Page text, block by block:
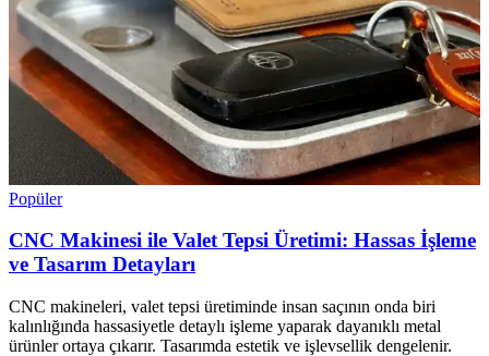
Popüler
CNC Makinesi ile Valet Tepsi Üretimi: Hassas İşleme
ve Tasarım Detayları
CNC makineleri, valet tepsi üretiminde insan saçının onda biri
kalınlığında hassasiyetle detaylı işleme yaparak dayanıklı metal
ürünler ortaya çıkarır. Tasarımda estetik ve işlevsellik dengelenir.